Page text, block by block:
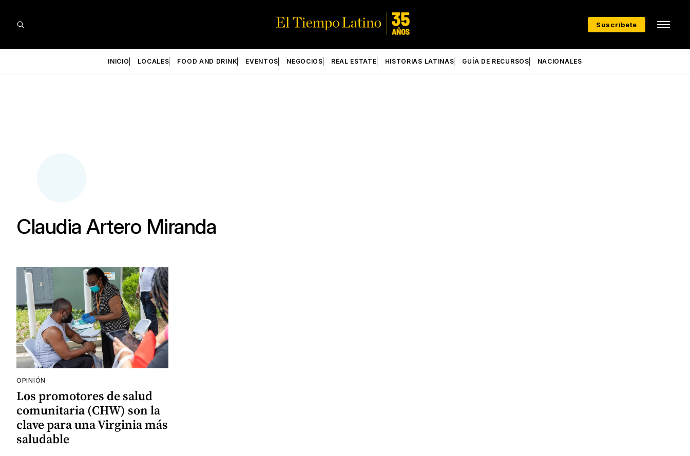
Suscríbete
INICIO LOCALES FOOD AND DRINK EVENTOS NEGOCIOS REAL ESTATE HISTORIAS LATINAS GUÍA DE RECURSOS NACIONALES
Claudia Artero Miranda
OPINIÓN
Los promotores de salud
comunitaria (CHW) son la
clave para una Virginia más
saludable